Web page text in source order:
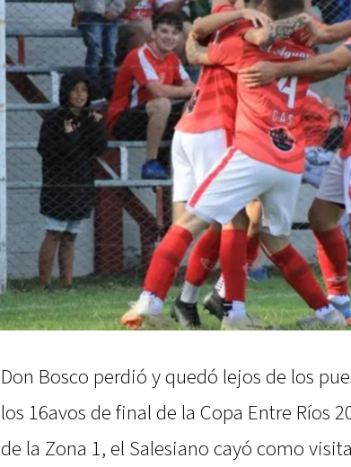
Don Bosco perdió y quedó lejos de los
los 16avos de final de la Copa Entre Ríos
de la Zona 1, el Salesiano cayó como